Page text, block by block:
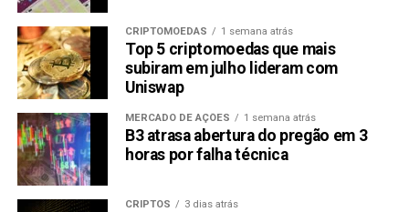
Carrefour Brasil tem queda de 18% no lucro do 3º tri
NÃO PERCA:
Bradesco vê carteira de crédito crescendo dois
dígitos em 2022
CRIPTOMOEDAS 1 semana atrás
Top 5 criptomoedas que mais
subiram em julho lideram com
Uniswap
MERCADO DE AÇÕES 1 semana atrás
B3 atrasa abertura do pregão em 3
horas por falha técnica
CRIPTOS 3 dias atrás